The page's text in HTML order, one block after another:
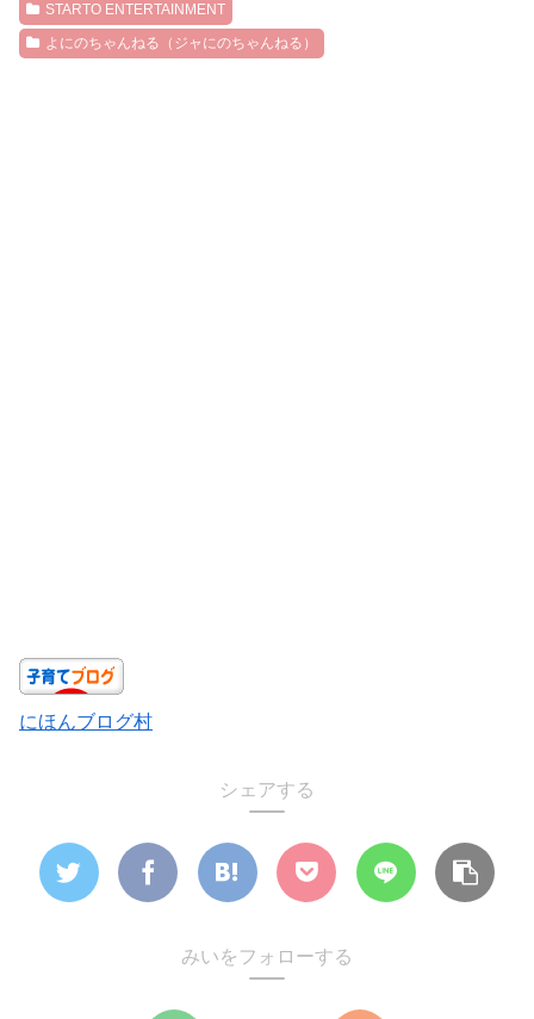
STARTO ENTERTAINMENT
よにのちゃんねる（ジャにのちゃんねる）
にほんブログ村
シェアする
みいをフォローする